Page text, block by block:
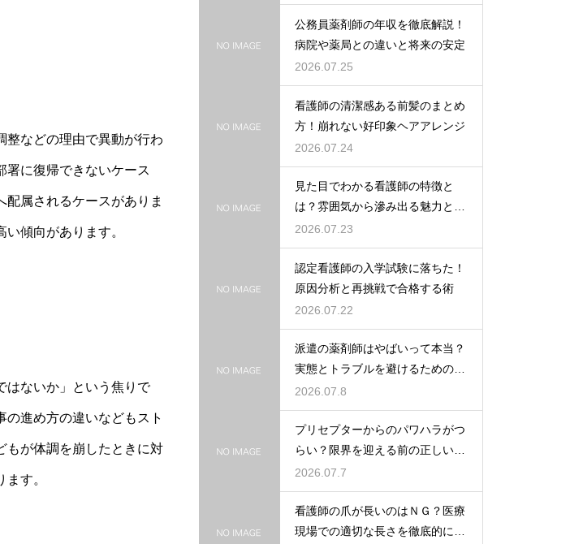
整などの理由で異動が行わ
署に復帰できないケース
属されるケースがありま
傾向があります。
はないか」という焦りで
進め方の違いなどもスト
もが体調を崩したときに対
す。
公務員薬剤師の年収を徹底解説！
病院や薬局との違いと将来の安定
2026.07.25
看護師の清潔感ある前髪のまとめ
方！崩れない好印象ヘアアレンジ
2026.07.24
見た目でわかる看護師の特徴と
は？雰囲気から滲み出る魅力と秘
密
2026.07.23
認定看護師の入学試験に落ちた！
原因分析と再挑戦で合格する術
2026.07.22
派遣の薬剤師はやばいって本当？
実態とトラブルを避けるための働
き方を解説
2026.07.8
プリセプターからのパワハラがつ
らい？限界を迎える前の正しい対
処法
2026.07.7
看護師の爪が長いのはＮＧ？医療
現場での適切な長さを徹底的に解